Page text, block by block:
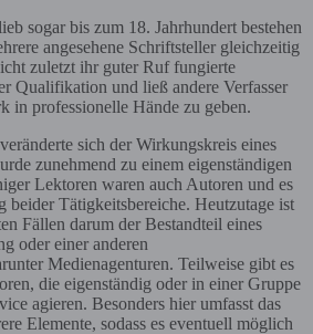
sogar bis zum 18. Jahrhundert bestehen
angesehene Schriftsteller gleichzeitig
zuletzt ihr guter Ruf fungierte
Qualifikation und ließ andere Verfasser
in professionelle Hände zu geben.
sich der Wirkungskreis eines
zunehmend zu einem eigenständigen
Lektoren waren auch Autoren und es
beider Tätigkeitsbereiche. Heutzutage ist
Fällen darum der Bestandteil eines
oder einer anderen
Medienagenturen. Teilweise gibt es
die eigenständig oder in einer Gruppe
agieren. Besonders hier umfasst das
Elemente, sodass es eventuell möglich